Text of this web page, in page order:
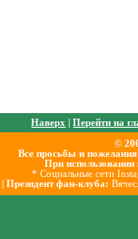
Наверх |Перейти на
©
Все просьбы и
При использовании
* Социальные сети
| Президент фан-клуба: